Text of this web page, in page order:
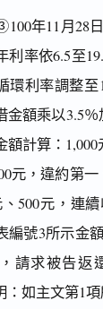
年11月28
利率依6.5至
環利率調整
金額乘以3.5
額計算：
元，違約第
、500元，連
編號3所示金
請求被告返
：如主文第1項